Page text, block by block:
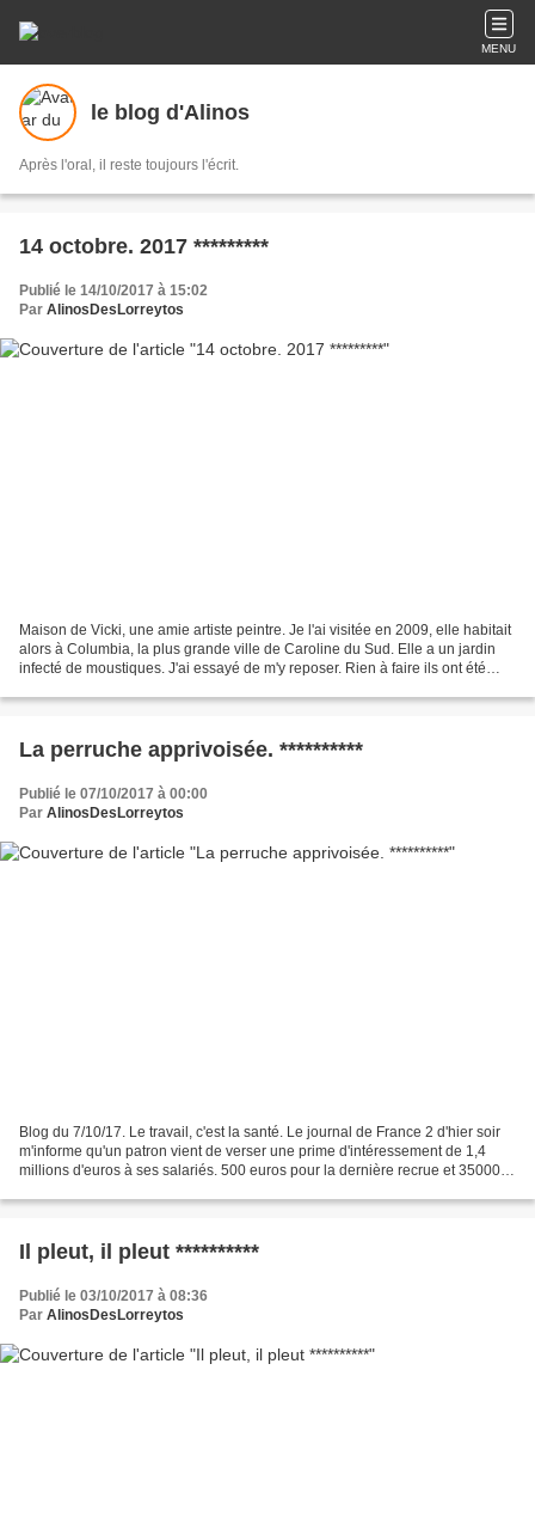
MENU
le blog d'Alinos
Après l'oral, il reste toujours l'écrit.
14 octobre. 2017 *********
Publié le 14/10/2017 à 15:02
Par AlinosDesLorreytos
Maison de Vicki, une amie artiste peintre. Je l'ai visitée en 2009, elle habitait
alors à Columbia, la plus grande ville de Caroline du Sud. Elle a un jardin
infecté de moustiques. J'ai essayé de m'y reposer. Rien à faire ils ont été
La perruche apprivoisée. **********
Publié le 07/10/2017 à 00:00
Par AlinosDesLorreytos
Blog du 7/10/17. Le travail, c'est la santé. Le journal de France 2 d'hier soir
m'informe qu'un patron vient de verser une prime d'intéressement de 1,4
millions d'euros à ses salariés. 500 euros pour la dernière recrue et 35000
Il pleut, il pleut **********
Publié le 03/10/2017 à 08:36
Par AlinosDesLorreytos